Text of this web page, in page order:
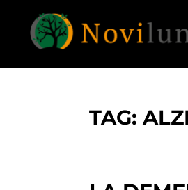
content
NOVILUNIO
Un aiuto con concreto dopo
TAG: